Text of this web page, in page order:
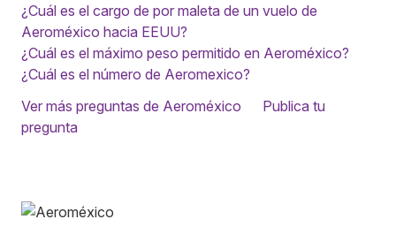
¿Cuál es el cargo de por maleta de un vuelo de
Aeroméxico hacia EEUU?
¿Cuál es el máximo peso permitido en Aeroméxico?
¿Cuál es el número de Aeromexico?
Ver más preguntas de Aeroméxico
Publica tu
pregunta